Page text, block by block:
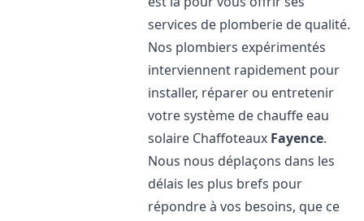
services de plomberie de qualité.
Nos plombiers expérimentés
interviennent rapidement pour
installer, réparer ou entretenir
votre système de chauffe eau
solaire Chaffoteaux Fayence.
Nous nous déplaçons dans les
délais les plus brefs pour
répondre à vos besoins, que ce